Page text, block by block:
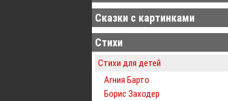
Сказки с картинками
Стихи
Стихи для детей
Агния Барто
Борис Заходер